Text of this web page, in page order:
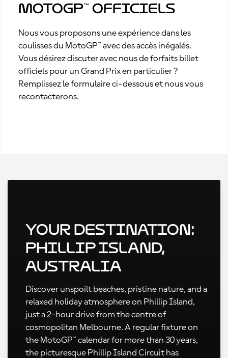
MotoGP™ officiels
Nous vous proposons une expérience dans les
coulisses du MotoGP™ avec des accès inégalés.
Vous désirez discuter avec nous de forfaits billet
officiels pour un Grand Prix en particulier ?
Remplissez le formulaire ci-dessous et nous vous
recontacterons.
Your Destination:
Phillip Island,
Australia
Discover unspoilt beaches, pristine nature, and a
relaxed holiday atmosphere on Phillip Island,
just a 2-hour drive from the centre of
cosmopolitan Melbourne. A regular fixture on
the MotoGP™ calendar for more than 30 years,
the picturesque Phillip Island Circuit has